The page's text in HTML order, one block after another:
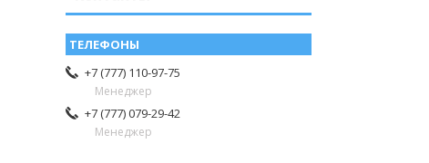
+7 (777) 110-97-75
Менеджер
+7 (777) 079-29-42
Менеджер